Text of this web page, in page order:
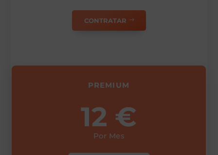
CONTRATAR
PREMIUM
12 €
Por Mes